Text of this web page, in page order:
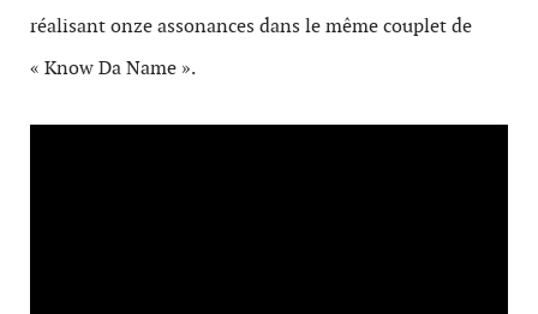
réalisant onze assonances dans le même couplet de
« Know Da Name ».